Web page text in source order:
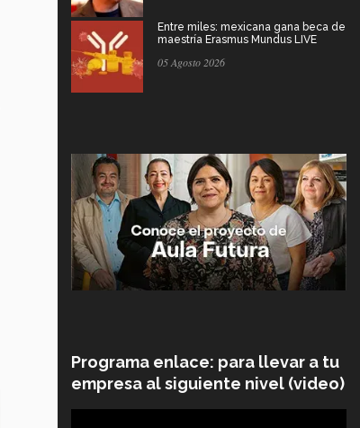
Entre miles: mexicana gana beca de
maestría Erasmus Mundus LIVE
05 Agosto 2026
Programa enlace: para llevar a tu
empresa al siguiente nivel (video)